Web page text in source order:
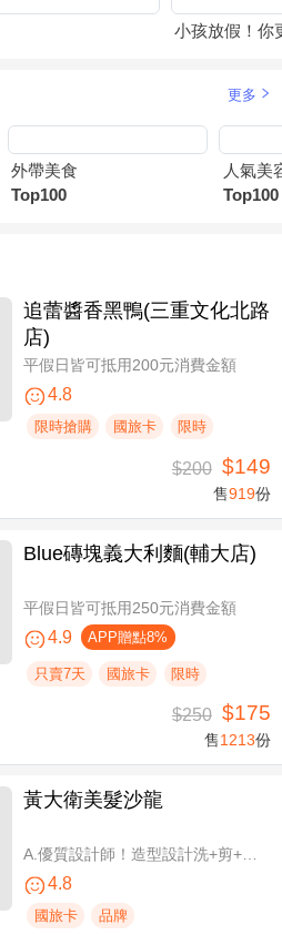
小孩放假！你
更多
外帶美食
Top100
人氣美
Top100
追蕾醬香黑鴨(三重文化北路
店)
平假日皆可抵用200元消費金額
4.8
限時搶購 國旅卡 限時
$200 $149
售919份
Blue磚塊義大利麵(輔大店)
平假日皆可抵用250元消費金額
4.9 APP贈點8%
只賣7天 國旅卡 限時
$250 $175
售1213份
黃大衛美髮沙龍
4.8
國旅卡 品牌